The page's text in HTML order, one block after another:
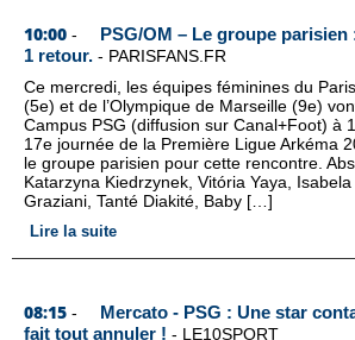
10:00 -
PSG/OM – Le groupe parisien
1 retour. - PARISFANS.FR
Ce mercredi, les équipes féminines du
(5e) et de l’Olympique de Marseille (9e)
Campus PSG (diffusion sur Canal+Foot) à
17e journée de la Première Ligue Arkéma
le groupe parisien pour cette rencontre.
Katarzyna Kiedrzynek, Vitória Yaya,
Graziani, Tanté Diakité, Baby […]
Lire la suite
08:15 -
Mercato - PSG : Une star
fait tout annuler ! - LE10SPORT